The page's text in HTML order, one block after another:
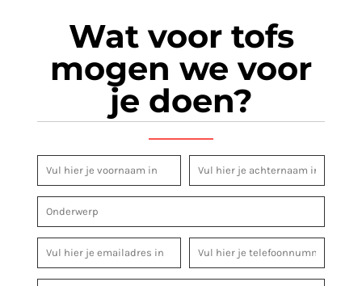
Wat voor tofs
mogen we voor
je doen?